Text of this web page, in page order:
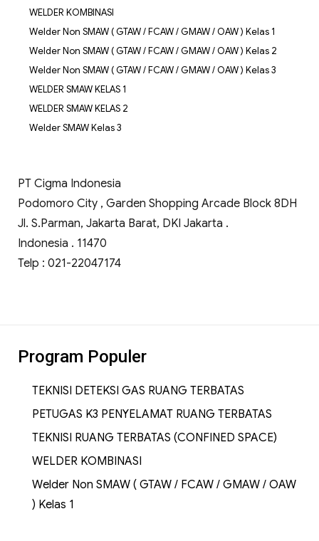
WELDER KOMBINASI
Welder Non SMAW ( GTAW / FCAW / GMAW / OAW ) Kelas 1
Welder Non SMAW ( GTAW / FCAW / GMAW / OAW ) Kelas 2
Welder Non SMAW ( GTAW / FCAW / GMAW / OAW ) Kelas 3
WELDER SMAW KELAS 1
WELDER SMAW KELAS 2
Welder SMAW Kelas 3
PT Cigma Indonesia
Podomoro City , Garden Shopping Arcade Block 8DH
Jl. S.Parman, Jakarta Barat, DKI Jakarta .
Indonesia . 11470
Telp : 021-22047174
Program Populer
TEKNISI DETEKSI GAS RUANG TERBATAS
PETUGAS K3 PENYELAMAT RUANG TERBATAS
TEKNISI RUANG TERBATAS (CONFINED SPACE)
WELDER KOMBINASI
Welder Non SMAW ( GTAW / FCAW / GMAW / OAW
) Kelas 1